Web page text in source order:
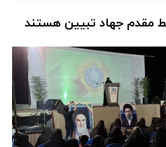
مقدم جهاد تبیین هستند